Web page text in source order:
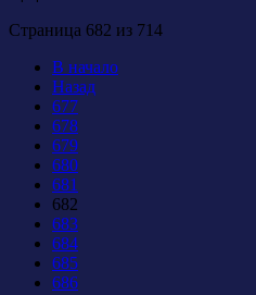
Страница 682 из 714
В начало
Назад
677
678
679
680
681
682
683
684
685
686